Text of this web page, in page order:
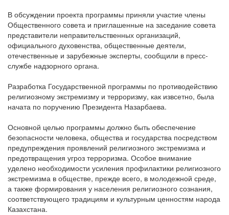
В обсуждении проекта программы приняли участие члены
Общественного совета и приглашенные на заседание совета
представители неправительственных организаций,
официального духовенства, общественные деятели,
отечественные и зарубежные эксперты, сообщили в пресс-
службе надзорного органа.
Разработка Государственной программы по противодействию
религиозному экстремизму и терроризму, как извсетно, была
начата по поручению Президента Назарбаева.
Основной целью программы должно быть обеспечение
безопасности человека, общества и государства посредством
предупреждения проявлений религиозного экстремизма и
предотвращения угроз терроризма. Особое внимание
уделено необходимости усиления профилактики религиозного
экстремизма в обществе, прежде всего, в молодежной среде,
а также формирования у населения религиозного сознания,
соответствующего традициям и культурным ценностям народа
Казахстана.